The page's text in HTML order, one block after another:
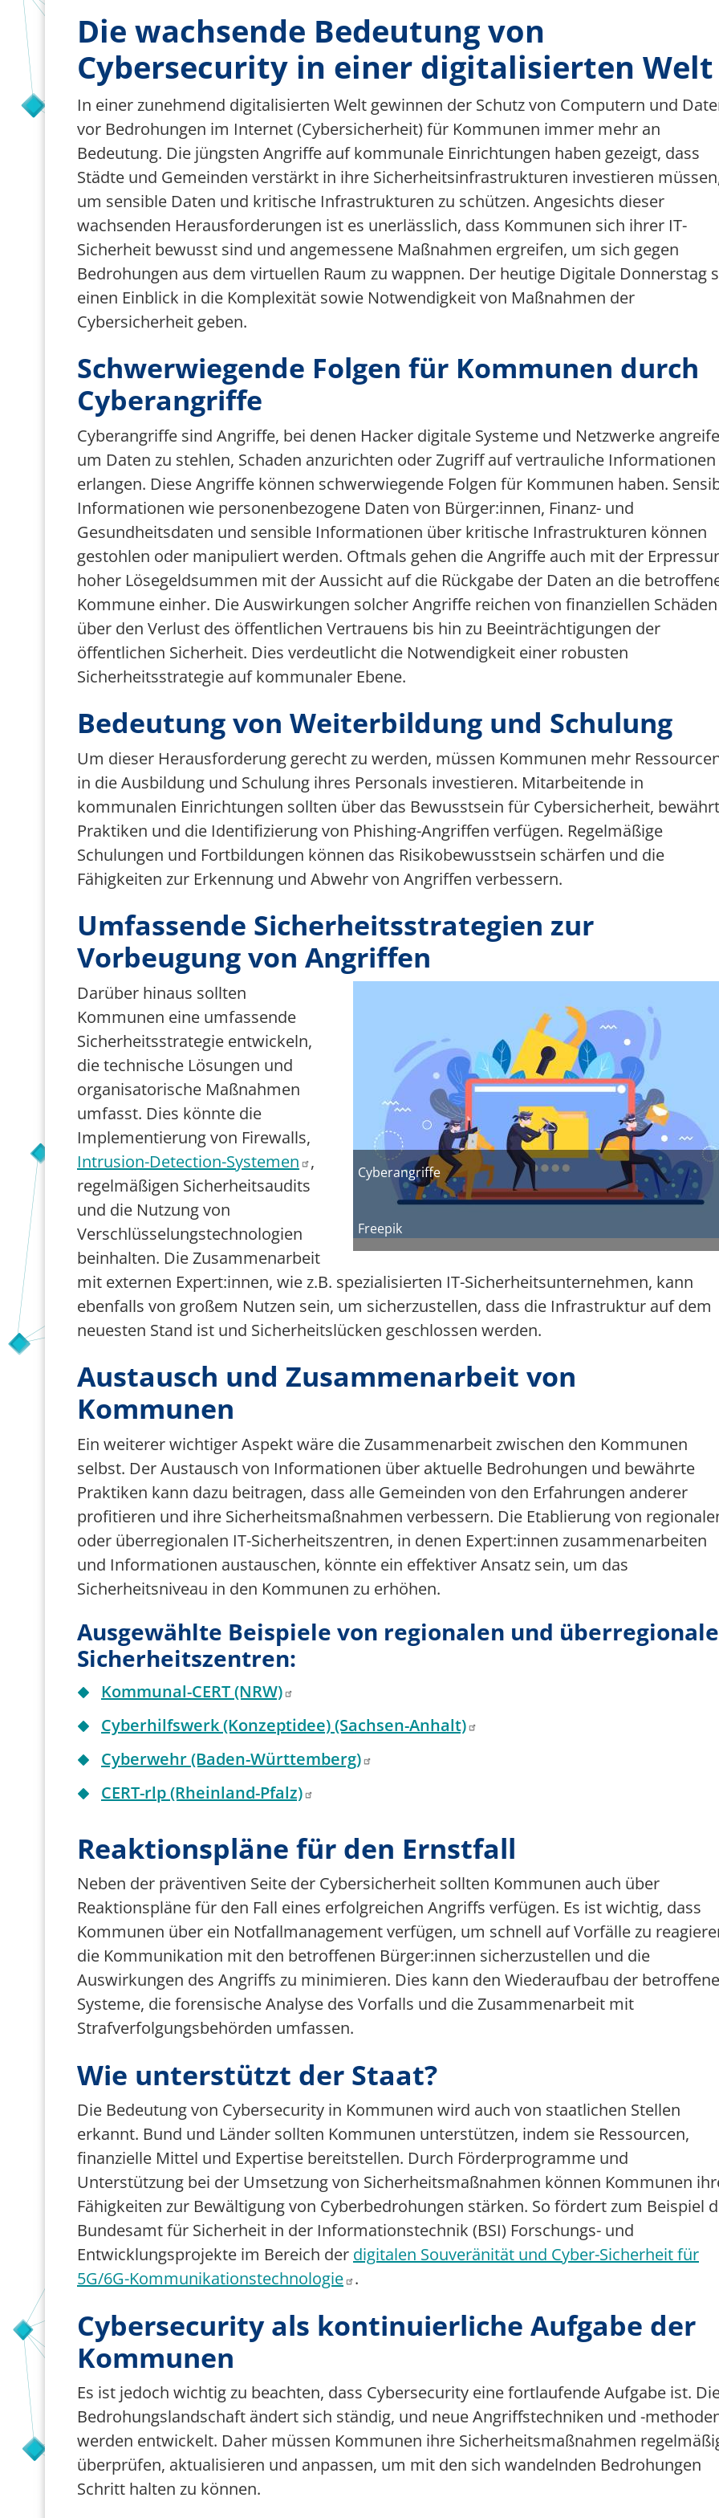
Team Smart City
Förderer
Multimedia
Team 5G Verkehrsvernetzung
Förderer & Partner
Die wachsende Bedeutung von
Cybersecurity in einer digitalisierten Welt
In einer zunehmend digitalisierten Welt gewinnen der Schutz von Computern und
vor Bedrohungen im Internet (Cybersicherheit) für Kommunen immer mehr an
Bedeutung. Die jüngsten Angriffe auf kommunale Einrichtungen haben gezeigt, dass
Städte und Gemeinden verstärkt in ihre Sicherheitsinfrastrukturen investieren
um sensible Daten und kritische Infrastrukturen zu schützen. Angesichts dieser
wachsenden Herausforderungen ist es unerlässlich, dass Kommunen sich ihrer IT-
Sicherheit bewusst sind und angemessene Maßnahmen ergreifen, um sich gegen
Bedrohungen aus dem virtuellen Raum zu wappnen. Der heutige Digitale Donnerstag
einen Einblick in die Komplexität sowie Notwendigkeit von Maßnahmen der
Cybersicherheit geben.
Schwerwiegende Folgen für Kommunen durch
Cyberangriffe
Cyberangriffe sind Angriffe, bei denen Hacker digitale Systeme und Netzwerke
um Daten zu stehlen, Schaden anzurichten oder Zugriff auf vertrauliche Informationen
erlangen. Diese Angriffe können schwerwiegende Folgen für Kommunen haben.
Informationen wie personenbezogene Daten von Bürger:innen, Finanz- und
Gesundheitsdaten und sensible Informationen über kritische Infrastrukturen können
gestohlen oder manipuliert werden. Oftmals gehen die Angriffe auch mit der
hoher Lösegeldsummen mit der Aussicht auf die Rückgabe der Daten an die
Kommune einher. Die Auswirkungen solcher Angriffe reichen von finanziellen Schäden
über den Verlust des öffentlichen Vertrauens bis hin zu Beeinträchtigungen der
öffentlichen Sicherheit. Dies verdeutlicht die Notwendigkeit einer robusten
Sicherheitsstrategie auf kommunaler Ebene.
Bedeutung von Weiterbildung und Schulung
Um dieser Herausforderung gerecht zu werden, müssen Kommunen mehr
in die Ausbildung und Schulung ihres Personals investieren. Mitarbeitende in
kommunalen Einrichtungen sollten über das Bewusstsein für Cybersicherheit,
Praktiken und die Identifizierung von Phishing-Angriffen verfügen. Regelmäßige
Schulungen und Fortbildungen können das Risikobewusstsein schärfen und die
Fähigkeiten zur Erkennung und Abwehr von Angriffen verbessern.
Umfassende Sicherheitsstrategien zur
Vorbeugung von Angriffen
Cyberangriffe
Freepik
Darüber hinaus sollten
Kommunen eine umfassende
Sicherheitsstrategie entwickeln,
die technische Lösungen und
organisatorische Maßnahmen
umfasst. Dies könnte die
Implementierung von Firewalls,
Intrusion-Detection-Systemen ,
regelmäßigen Sicherheitsaudits
und die Nutzung von
Verschlüsselungstechnologien
beinhalten. Die Zusammenarbeit
mit externen Expert:innen, wie z.B. spezialisierten IT-Sicherheitsunternehmen, kann
ebenfalls von großem Nutzen sein, um sicherzustellen, dass die Infrastruktur auf dem
neuesten Stand ist und Sicherheitslücken geschlossen werden.
Austausch und Zusammenarbeit von
Kommunen
Ein weiterer wichtiger Aspekt wäre die Zusammenarbeit zwischen den Kommunen
selbst. Der Austausch von Informationen über aktuelle Bedrohungen und bewährte
Praktiken kann dazu beitragen, dass alle Gemeinden von den Erfahrungen anderer
profitieren und ihre Sicherheitsmaßnahmen verbessern. Die Etablierung von
oder überregionalen IT-Sicherheitszentren, in denen Expert:innen zusammenarbeiten
und Informationen austauschen, könnte ein effektiver Ansatz sein, um das
Sicherheitsniveau in den Kommunen zu erhöhen.
Ausgewählte Beispiele von regionalen und
Sicherheitszentren:
Kommunal-CERT (NRW)
Cyberhilfswerk (Konzeptidee) (Sachsen-Anhalt)
Cyberwehr (Baden-Württemberg)
CERT-rlp (Rheinland-Pfalz)
Reaktionspläne für den Ernstfall
Neben der präventiven Seite der Cybersicherheit sollten Kommunen auch über
Reaktionspläne für den Fall eines erfolgreichen Angriffs verfügen. Es ist wichtig, dass
Kommunen über ein Notfallmanagement verfügen, um schnell auf Vorfälle zu
die Kommunikation mit den betroffenen Bürger:innen sicherzustellen und die
Auswirkungen des Angriffs zu minimieren. Dies kann den Wiederaufbau der
Systeme, die forensische Analyse des Vorfalls und die Zusammenarbeit mit
Strafverfolgungsbehörden umfassen.
Wie unterstützt der Staat?
Die Bedeutung von Cybersecurity in Kommunen wird auch von staatlichen Stellen
erkannt. Bund und Länder sollten Kommunen unterstützen, indem sie Ressourcen,
finanzielle Mittel und Expertise bereitstellen. Durch Förderprogramme und
Unterstützung bei der Umsetzung von Sicherheitsmaßnahmen können Kommunen
Fähigkeiten zur Bewältigung von Cyberbedrohungen stärken. So fördert zum Beispiel
Bundesamt für Sicherheit in der Informationstechnik (BSI) Forschungs- und
Entwicklungsprojekte im Bereich der digitalen Souveränität und Cyber-Sicherheit für
5G/6G-Kommunikationstechnologie .
Cybersecurity als kontinuierliche Aufgabe der
Kommunen
Es ist jedoch wichtig zu beachten, dass Cybersecurity eine fortlaufende Aufgabe ist.
Bedrohungslandschaft ändert sich ständig, und neue Angriffstechniken und -
werden entwickelt. Daher müssen Kommunen ihre Sicherheitsmaßnahmen
überprüfen, aktualisieren und anpassen, um mit den sich wandelnden Bedrohungen
Schritt halten zu können.